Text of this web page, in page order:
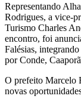
Representando
Rodrigues, a vice-
Turismo Charles
encontro, foi
Falésias,
por Conde,
O prefeito Marcelo
novas